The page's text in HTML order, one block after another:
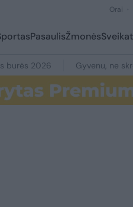
Orai
PasaulisŽmonės
burės 2026 Gyvenu, ne